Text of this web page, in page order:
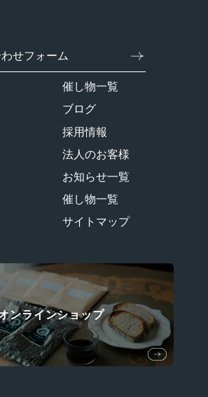
せフォーム
催し物一覧
ブログ
採用情報
法人のお客様
お知らせ一覧
催し物一覧
サイトマップ
ンラインショップ